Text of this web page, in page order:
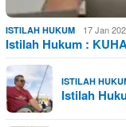
ISTILAH HUKUM 17 Jan
Istilah Hukum :
ISTILAH
Istilah